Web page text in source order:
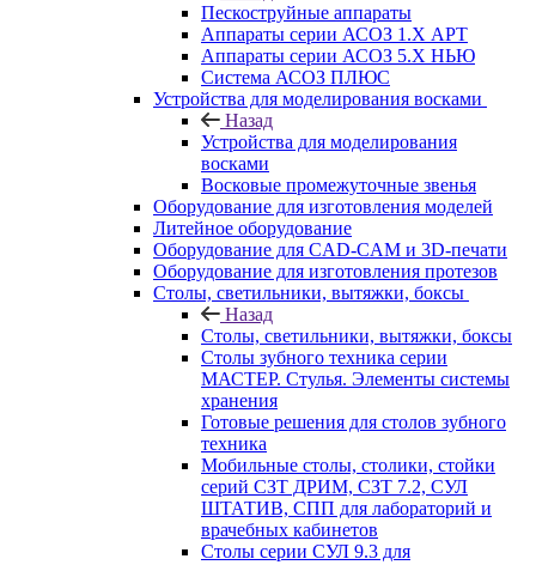
Пескоструйные аппараты
Аппараты серии АСОЗ 1.Х АРТ
Аппараты серии АСОЗ 5.Х НЬЮ
Система АСОЗ ПЛЮС
Устройства для моделирования восками
Назад
Устройства для моделирования
восками
Восковые промежуточные звенья
Оборудование для изготовления моделей
Литейное оборудование
Оборудование для CAD-CAM и 3D-печати
Оборудование для изготовления протезов
Cтолы, светильники, вытяжки, боксы
Назад
Cтолы, светильники, вытяжки, боксы
Столы зубного техника серии
МАСТЕР. Стулья. Элементы системы
хранения
Готовые решения для столов зубного
техника
Мобильные столы, столики, стойки
серий СЗТ ДРИМ, СЗТ 7.2, СУЛ
ШТАТИВ, СПП для лабораторий и
врачебных кабинетов
Столы серии СУЛ 9.3 для